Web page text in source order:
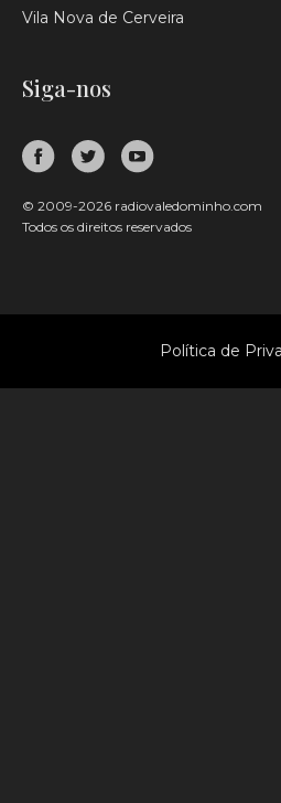
Vila Nova de Cerveira
Siga-nos
© 2009-2026 radiovaledominho.com
Todos os direitos reservados
Política de